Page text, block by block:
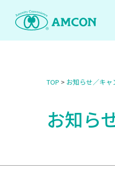
TOP > お知らせ／キャ
お知ら